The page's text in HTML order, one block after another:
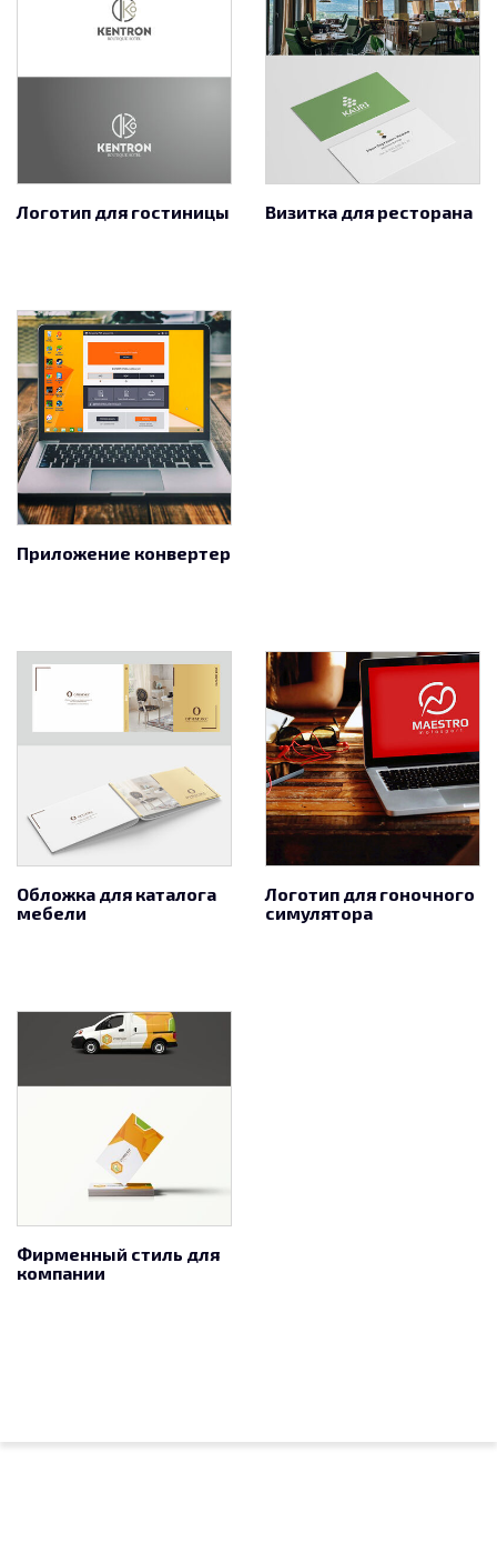
Логотип для гостиницы Визитка для ресторана
Приложение конвертер
Обложка для каталога
мебели
Логотип для гоночного
симулятора
Фирменный стиль для
компании